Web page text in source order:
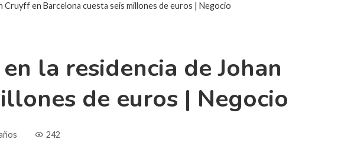
Cruyff en Barcelona cuesta seis millones de euros | Negocio
la residencia de Johan
de euros | Negocio
242